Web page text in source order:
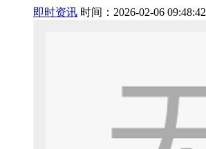
即时资讯 时间：2026-02-06 09:48:42